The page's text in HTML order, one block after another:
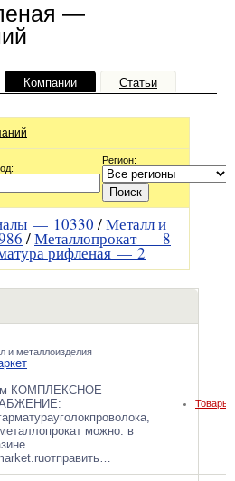
—
Компании Статьи
Регион:
— 10330 /Металл и
/Металлопрокат —8
рифленая —2
и металлоизделия
КОМПЛЕКСНОЕ
можно: в
Товары